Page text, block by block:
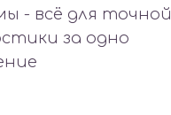
- всё для точной
за одно